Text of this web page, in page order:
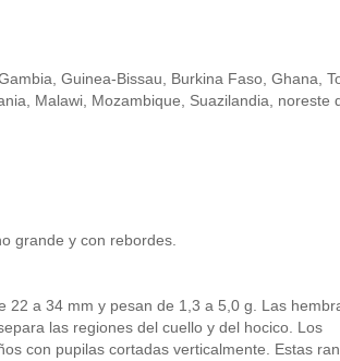
Guinea-Bissau, Burkina Faso, Ghana,
Malawi, Mozambique, Suazilandia, noreste
grande y con rebordes.
22 a 34 mm y pesan de 1,3 a 5,0 g. Las
las regiones del cuello y del hocico. Los
con pupilas cortadas verticalmente. Estas